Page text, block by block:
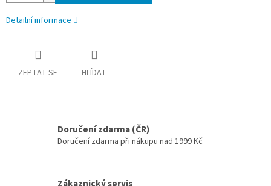
Detailní informace
ZEPTAT SE HLÍDAT
Doručení zdarma (ČR)
Doručení zdarma při nákupu nad 1999 Kč